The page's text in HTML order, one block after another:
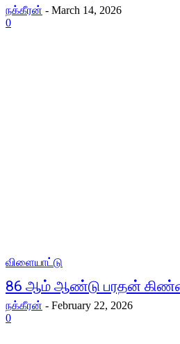
நக்கீரன் - March 14, 2026
0
விளையாட்டு
86 ஆம் ஆண்டு பரதன் கிண்ண
நக்கீரன் - February 22, 2026
0